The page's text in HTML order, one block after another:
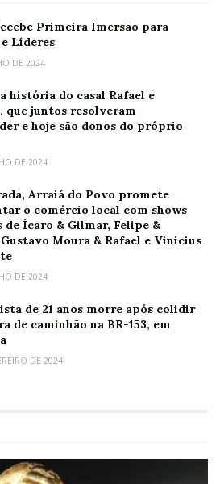
Primeira Imersão para
Líderes
DE 2024
história do casal Rafael e
que juntos resolveram
e hoje são donos do próprio
DE 2024
Arraiá do Povo promete
o comércio local com shows
de Ícaro & Gilmar, Felipe &
Moura & Rafael e Vinicius
DE 2024
de 21 anos morre após colidir
de caminhão na BR-153, em
DE 2024